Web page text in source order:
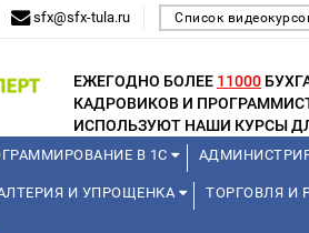
sfx@sfx-tula.ru Список
ЕЖЕГОДНО БОЛЕЕ 11000
КАДРОВИКОВ И
ИСПОЛЬЗУЮТ НАШИ КУРСЫ
В 1С
И УПРОЩЕНКА ТОРГОВЛЯ И